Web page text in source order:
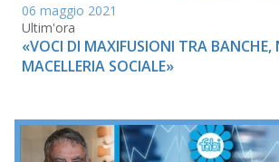
06 maggio 2021
Ultim'ora
«VOCI DI MAXIFUSIONI TRA BANCHE,
MACELLERIA SOCIALE»